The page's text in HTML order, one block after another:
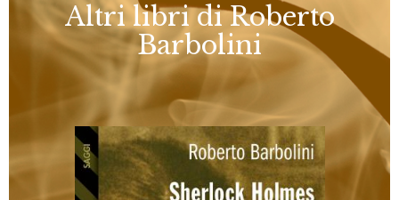
Altri libri di Roberto
Barbolini